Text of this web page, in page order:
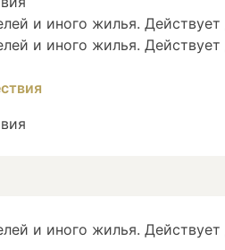
и иного жилья. Действует
и иного жилья. Действует
и иного жилья. Действует